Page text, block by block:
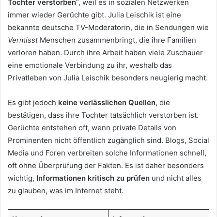
Tochter verstorben“, weil es in sozialen Netzwerken
immer wieder Gerüchte gibt. Julia Leischik ist eine
bekannte deutsche TV-Moderatorin, die in Sendungen wie
VermisstMenschen zusammenbringt, die ihre Familien
verloren haben. Durch ihre Arbeit haben viele Zuschauer
eine emotionale Verbindung zu ihr, weshalb das
Privatleben von Julia Leischik besonders neugierig macht.
Es gibt jedoch keine verlässlichen Quellen, die
bestätigen, dass ihre Tochter tatsächlich verstorben ist.
Gerüchte entstehen oft, wenn private Details von
Prominenten nicht öffentlich zugänglich sind. Blogs, Social
Media und Foren verbreiten solche Informationen schnell,
oft ohne Überprüfung der Fakten. Es ist daher besonders
wichtig, Informationen kritisch zu prüfen und nicht alles
zu glauben, was im Internet steht.